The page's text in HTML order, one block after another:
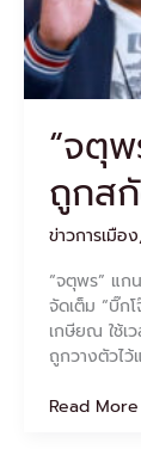
“จตุ
ถูกส
ข่าวการเมือง,
“จตุพร” แก
จัดเต็ม “บิ๊ก
เกษียณ ใช้เ
ถูกวางตัวไว้
สกัด
ไม่
ให้
“ผบ.ตร.”
Read